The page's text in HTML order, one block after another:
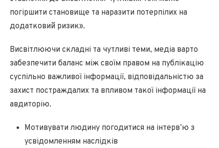
погіршити становище та наразити потерпілих на
додатковий ризик».
Висвітлюючи складні та чутливі теми, медіа варто
забезпечити баланс між своїм правом на публікацію
суспільно важливої інформації, відповідальністю за
захист постраждалих та впливом такої інформації на
авдиторію.
Мотивувати людину погодитися на інтерв’ю з
усвідомленням наслідків